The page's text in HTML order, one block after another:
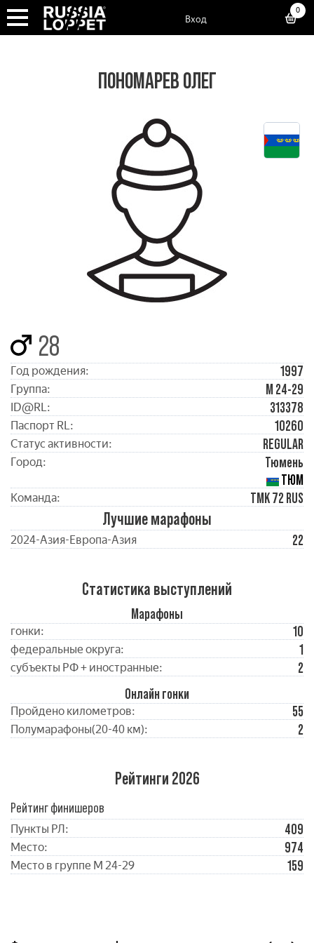
Вход
0
ПОНОМАРЕВ ОЛЕГ
28
Год рождения: 1997
Группа: М 24-29
ID@RL: 313378
Паспорт RL: 10260
Статус активности: REGULAR
Город:
Тюмень
ТЮМ
Команда: TMK 72 RUS
Лучшие марафоны
2024-Азия-Европа-Азия 22
Статистика выступлений
Марафоны
гонки: 10
федеральные округа: 1
субъекты РФ + иностранные:
2
Онлайн гонки
Пройдено километров: 55
Полумарафоны(20-40 км): 2
Рейтинги 2026
Рейтинг финишеров
Пункты РЛ: 409
Место: 974
Место в группе М 24-29 159